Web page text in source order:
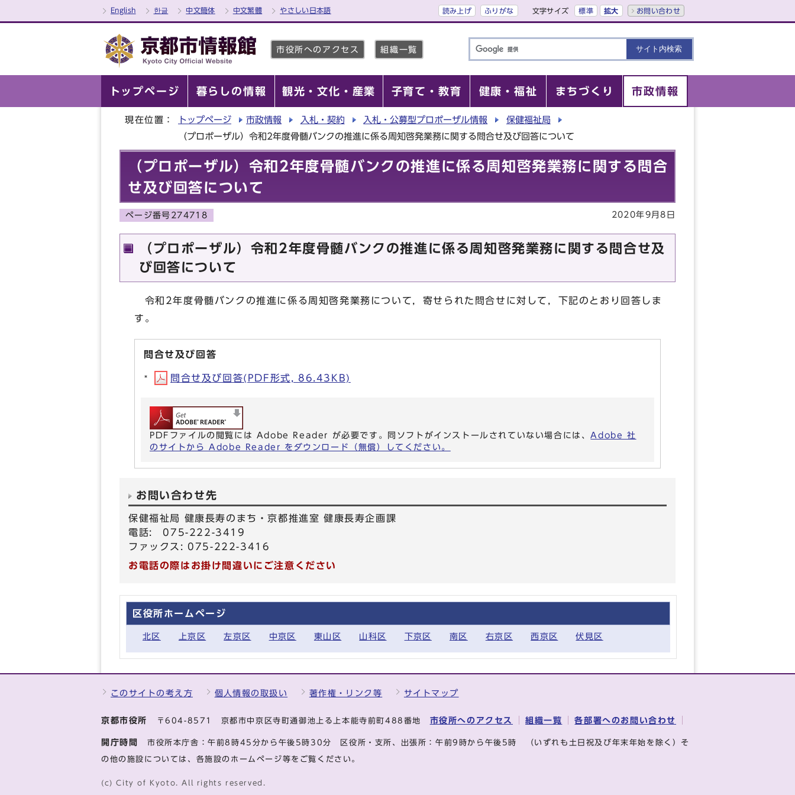
English 한글 中文簡体 中文繁體 やさしい日本語 読み上げ ふりがな 文字サイズ 標準 拡大 お問い合わせ
市役所へのアクセス 組織一覧
トップページ 暮らしの情報 観光・文化・産業 子育て・教育 健康・福祉 まちづくり 市政情報
現在位置： トップページ 市政情報 入札・契約 入札・公募型プロポーザル情報
保健福祉局
（プロポーザル）令和2年度骨髄バンクの推進に係る周知啓発業務に関する問合せ及び回答について
（プロポーザル）令和2年度骨髄バンクの推進に係る周知啓発業務に関する問合
せ及び回答について
ページ番号274718 2020年9月8日
（プロポーザル）令和2年度骨髄バンクの推進に係る周知啓発業務に関する問合せ及
び回答について
令和2年度骨髄バンクの推進に係る周知啓発業務について，寄せられた問合せに対して，下記のとおり回答しま
す。
問合せ及び回答
問合せ及び回答(PDF形式, 86.43KB)
PDFファイルの閲覧には Adobe Reader が必要です。同ソフトがインストールされていない場合には、Adobe 社
のサイトから Adobe Reader をダウンロード（無償）してください。
お問い合わせ先
保健福祉局 健康長寿のまち・京都推進室 健康長寿企画課
電話: 075-222-3419
ファックス: 075-222-3416
お電話の際はお掛け間違いにご注意ください
区役所ホームページ
北区 上京区 左京区 中京区 東山区 山科区 下京区 南区 右京区 西京区 伏見区
このサイトの考え方 個人情報の取扱い 著作権・リンク等 サイトマップ
京都市役所 〒604-8571 京都市中京区寺町通御池上る上本能寺前町488番地 市役所へのアクセス 組織一覧 各部署へのお問い合わせ
開庁時間 市役所本庁舎：午前8時45分から午後5時30分 区役所・支所、出張所：午前9時から午後5時 （いずれも土日祝及び年末年始を除く）そ
の他の施設については、各施設のホームページ等をご覧ください。
(c) City of Kyoto. All rights reserved.